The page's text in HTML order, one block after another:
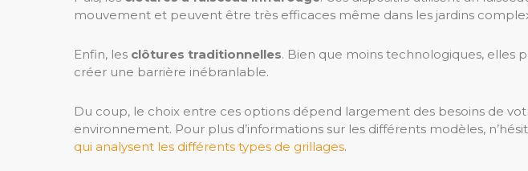
mouvement et peuvent être très efficaces même dans les jardins
Enfin, les clôtures traditionnelles. Bien que moins technologiques, elles
créer une barrière inébranlable.
Du coup, le choix entre ces options dépend largement des besoins de
environnement. Pour plus d’informations sur les différents modèles,
qui analysent les différents types de grillages.